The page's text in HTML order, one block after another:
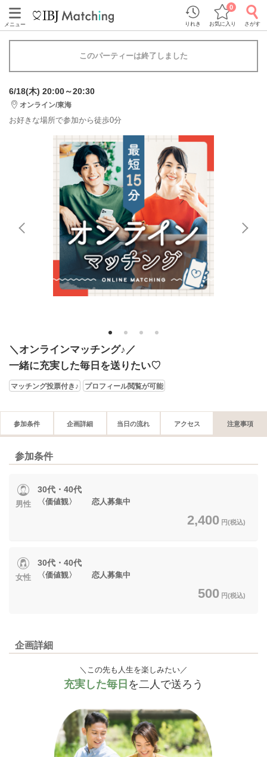
メニュー りれき お気に入り
0
さがす
このパーティーは終了しました
6/18(木) 20:00～20:30
オンライン/東海
お好きな場所で参加から徒歩0分
1 2 3 4
＼オンラインマッチング♪／
一緒に充実した毎日を送りたい♡
マッチング投票付き♪ プロフィール閲覧が可能
参加条件 企画詳細 当日の流れ アクセス 注意事項
参加条件
男性
30代・40代
〈価値観〉 恋人募集中
2,400 円(税込)
女性
30代・40代
〈価値観〉 恋人募集中
500 円(税込)
企画詳細
＼この先も人生を楽しみたい／
充実した毎日 を二人で送ろう